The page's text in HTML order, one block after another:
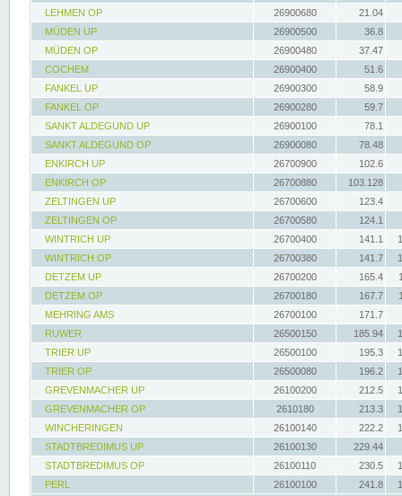
LEHMEN OP
26900680
21.04
MÜDEN UP
26900500
36.8
MÜDEN OP
26900480
37.47
COCHEM
26900400
51.6
FANKEL UP
26900300
58.9
FANKEL OP
26900280
59.7
SANKT ALDEGUND UP
26900100
78.1
SANKT ALDEGUND OP
26900080
78.48
ENKIRCH UP
26700900
102.6
ENKIRCH OP
26700880
103.128
ZELTINGEN UP
26700600
123.4
ZELTINGEN OP
26700580
124.1
WINTRICH UP
26700400 141.1
WINTRICH OP
26700380 141.7
DETZEM UP
26700200 165.4
DETZEM OP
26700180 167.7
MEHRING AMS
26700100
171.7
RUWER
26500150 185.94
TRIER UP
26500100 195.3
TRIER OP
26500080 196.2
GREVENMACHER UP
26100200 212.5
GREVENMACHER OP
2610180 213.3
WINCHERINGEN
26100140 222.2
STADTBREDIMUS UP
26100130
229.44
STADTBREDIMUS OP
26100110 230.5
PERL
26100100 241.8